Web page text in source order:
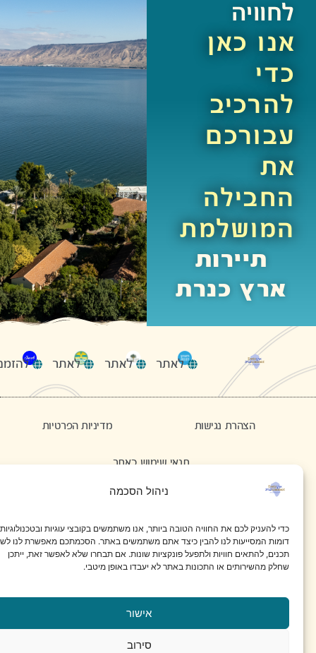
ניהול הסכמה
כדי להעניק לכם את החוויה הטובה ביותר, אנו משתמשים בקובצי עוגיות ובטכנולוגיות
דומות המסייעות לנו להבין כיצד אתם משתמשים באתר. הסכמתכם מאפשרת לנו לשפר
תכנים, להתאים חוויות ולתפעל פונקציות שונות. אם תבחרו שלא לאפשר זאת, ייתכן
שחלק מהשירותים או התכונות באתר לא יעבדו באופן מיטבי.
אישור
סירוב
לחוויה
אנו כאן
כדי
להרכיב
עבורכם
את
החבילה
המושלמת
תיירות
ארץ כנרת
לאתר לאתר לאתר להזמנות
הצהרת נגישות מדיניות הפרטיות
תנאי שימוש באתר
פייסבוק
תיירות ארץ כנרת © כל הזכויות שמורות 2025
עיצוב והקמה: מאיה קידום עסקים